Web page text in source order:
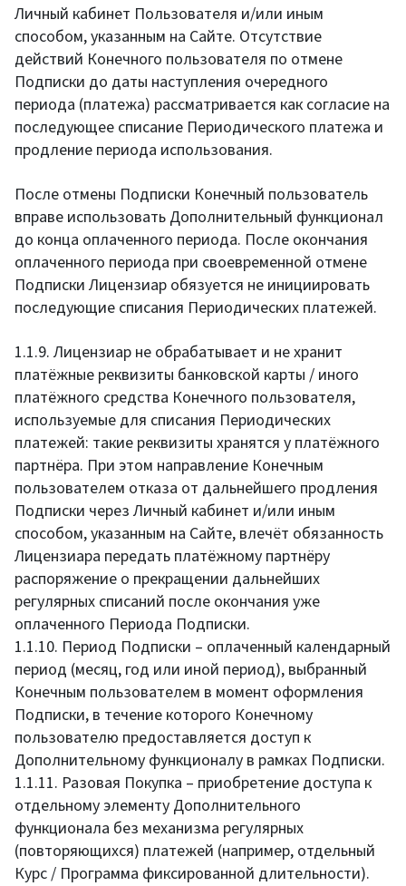
Личный кабинет Пользователя и/или иным
способом, указанным на Сайте. Отсутствие
действий Конечного пользователя по отмене
Подписки до даты наступления очередного
периода (платежа) рассматривается как согласие на
последующее списание Периодического платежа и
продление периода использования.
После отмены Подписки Конечный пользователь
вправе использовать Дополнительный функционал
до конца оплаченного периода. После окончания
оплаченного периода при своевременной отмене
Подписки Лицензиар обязуется не инициировать
последующие списания Периодических платежей.
1.1.9. Лицензиар не обрабатывает и не хранит
платёжные реквизиты банковской карты / иного
платёжного средства Конечного пользователя,
используемые для списания Периодических
платежей: такие реквизиты хранятся у платёжного
партнёра. При этом направление Конечным
пользователем отказа от дальнейшего продления
Подписки через Личный кабинет и/или иным
способом, указанным на Сайте, влечёт обязанность
Лицензиара передать платёжному партнёру
распоряжение о прекращении дальнейших
регулярных списаний после окончания уже
оплаченного Периода Подписки.
1.1.10. Период Подписки – оплаченный календарный
период (месяц, год или иной период), выбранный
Конечным пользователем в момент оформления
Подписки, в течение которого Конечному
пользователю предоставляется доступ к
Дополнительному функционалу в рамках Подписки.
1.1.11. Разовая Покупка – приобретение доступа к
отдельному элементу Дополнительного
функционала без механизма регулярных
(повторяющихся) платежей (например, отдельный
Курс / Программа фиксированной длительности).